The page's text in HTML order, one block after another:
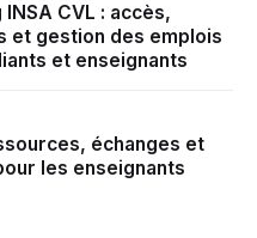
CVL : accès,
et gestion des emplois
et enseignants
échanges et
les enseignants